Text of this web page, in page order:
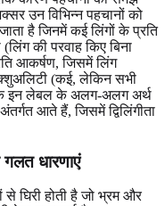
उन विभिन्न पहचानों को
है जिनमें कई लिंगों के प्रति
की परवाह किए बिना
आकर्षण, जिसमें लिंग
(कई, लेकिन सभी
इन लेबल के अलग-अलग अर्थ
आते हैं, जिसमें द्विलिंगीता
गलत धारणाएं
से घिरी होती है जो भ्रम और